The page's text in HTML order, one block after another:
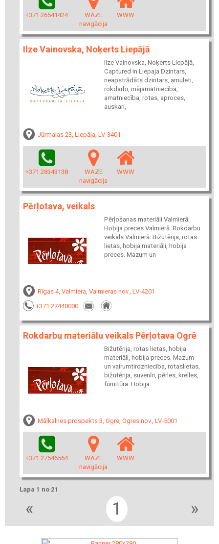
+371 26541424
WAZE
navigācija
WWW
Ilze Vainovska, Noķerts Liepājā
Ilze Vainovska, Noķerts Liepājā,
Captured in Liepaja Dzintars,
neapstrādāts dzintars, amuleti,
rokdarbi, mājamatniecība,
amatniecība, rotas, aproces,
auskari,
Jūrmalas 23, Liepāja, LV-3401
+371 28343138
WAZE
navigācija
WWW
Pērļotava, veikals
Pērļošanas materiāli Valmierā.
Hobija preces Valmierā. Rokdarbu
veikals Valmierā. Bižutērija, rotas
lietas, hobija materiāli, hobija
preces. Mazum un
Rīgas 4, Valmiera, Valmieras nov., LV-4201
+371 27440000
Rokdarbu materiālu veikals Pērļotava Ogrē
Bižutērija, rotas lietas, hobija
materiāli, hobija preces. Mazum
un vairumtirdzniecība, rotaslietas,
bižutērija, suvenīri, pērles, krelles,
furnitūra. Hobija
Mālkalnes prospekts 3, Ogre, Ogres nov., LV-5001
+371 27546564
WAZE
navigācija
WWW
Lapa 1 no 21
« 1 »